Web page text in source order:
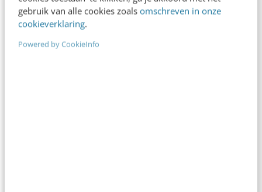
gebruik van alle cookies zoals omschreven in onze
cookieverklaring.
Powered by CookieInfo
adviseur & producer, spreker, en
auteur gespecialiseerd in online
(social) video productie en